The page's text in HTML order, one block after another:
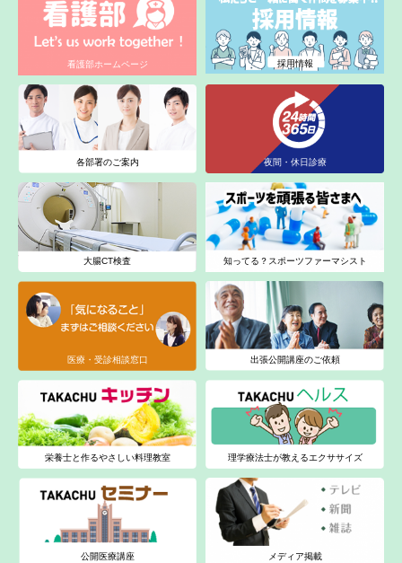
看護部ホームページ 採用情報
各部署のご案内 夜間・休日診療
大腸CT検査 知ってる？スポーツファーマシスト
医療・受診相談窓口 出張公開講座のご依頼
栄養士と作るやさしい料理教室 理学療法士が教えるエクササイズ
公開医療講座 メディア掲載